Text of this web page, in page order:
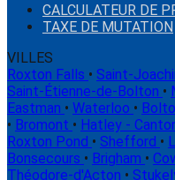
CALCULATEUR DE
TAXE DE MUTATION
VILLES
Roxton Falls • Saint-
Saint-Étienne-de-Bolton •
Eastman • Waterloo •
• Bromont • Hatley -
Roxton Pond • Shefford •
Bonsecours • Brigham •
Théodore-d'Acton •